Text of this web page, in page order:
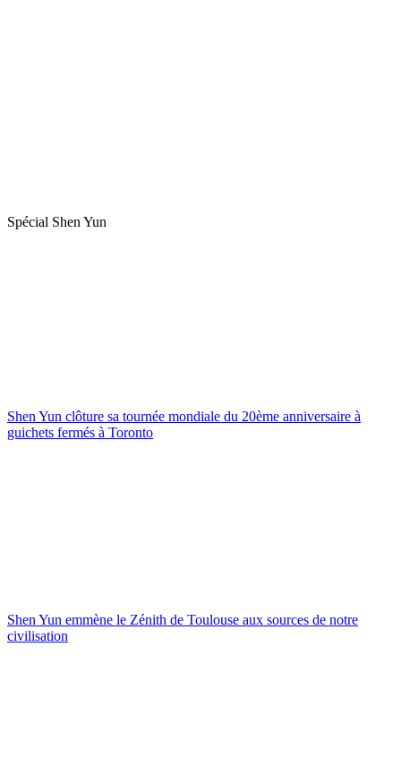
Spécial Shen Yun
Shen Yun clôture sa tournée mondiale du 20ème anniversaire à
guichets fermés à Toronto
Shen Yun emmène le Zénith de Toulouse aux sources de notre
civilisation